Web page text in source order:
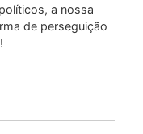
a nossa
de perseguição